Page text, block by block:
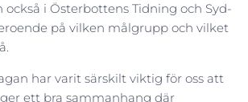
också i Österbottens Tidning och Syd-
på vilken målgrupp och vilket
har varit särskilt viktig för oss att
ett bra sammanhang där